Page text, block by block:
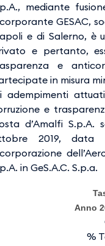
mediante
GESAC,
e di Salerno, è
e pertanto,
e
in misura
adempimenti
e
d’Amalfi
2019, data
in GeS.A.C. S.p.a.
Anno
%